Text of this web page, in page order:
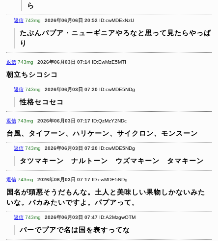
ら
返信 743mg 2026年06月06日 20:52 ID:cwMDExNzU
たぶんパプア・ニューギニアやろなと思って見たらやっぱ
り
返信 743mg 2026年06月03日 07:14 ID:EwMzE5MTI
朝立ちシコシコ
返信 743mg 2026年06月03日 07:20 ID:cwMDE5NDg
性格セコセコ
返信 743mg 2026年06月03日 07:17 ID:QzMzY2NDc
台風、タイフーン、ハリケーン、サイクロン、モンスーン
返信 743mg 2026年06月03日 07:20 ID:cwMDE5NDg
タツマキーン ナルトーン ウズマキーン タマキーン
返信 743mg 2026年06月03日 07:17 ID:cwMDE5NDg
国名が頭悪そうだもんな。土人と美味しい果物しかないみた
いな。バカみたいですよ。パプアって。
返信 743mg 2026年06月03日 07:47 ID:A2MzgwOTM
パーでプアで名は国を表すってな